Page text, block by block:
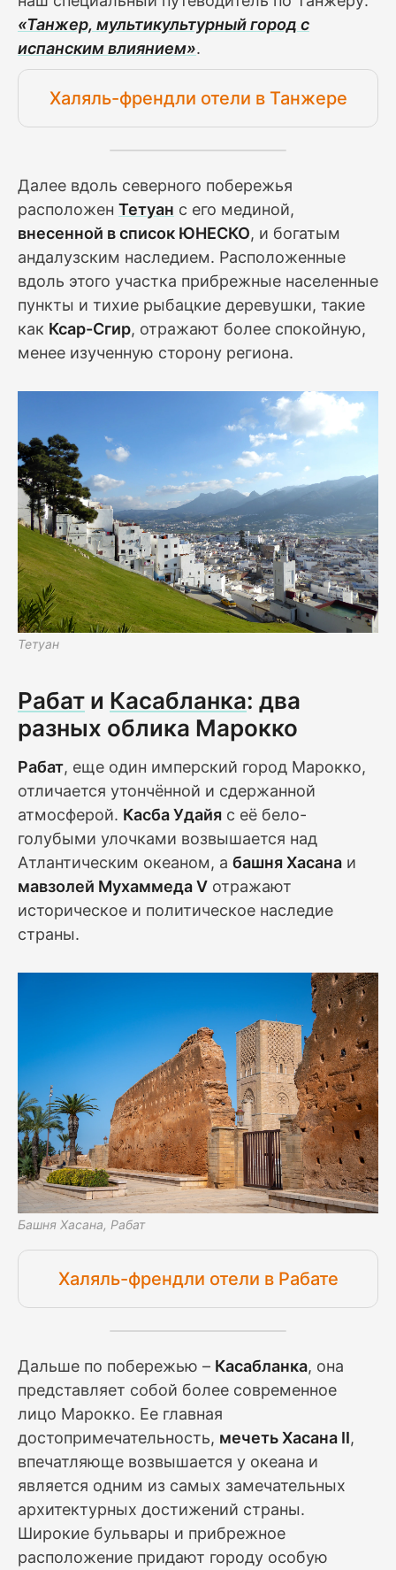
«Танжер, мультикультурный город с
испанским влиянием».
Халяль-френдли отели в Танжере
Далее вдоль северного побережья
расположен Тетуан с его мединой,
внесенной в список ЮНЕСКО, и богатым
андалузским наследием. Расположенные
вдоль этого участка прибрежные населенные
пункты и тихие рыбацкие деревушки, такие
как Ксар-Сгир, отражают более спокойную,
менее изученную сторону региона.
Тетуан
Рабат и Касабланка: два
разных облика Марокко
Рабат, еще один имперский город Марокко,
отличается утончённой и сдержанной
атмосферой. Касба Удайя с её бело-
голубыми улочками возвышается над
Атлантическим океаном, а башня Хасана и
мавзолей Мухаммеда V отражают
историческое и политическое наследие
страны.
Башня Хасана, Рабат
Халяль-френдли отели в Рабате
Дальше по побережью – Касабланка, она
представляет собой более современное
лицо Марокко. Ее главная
достопримечательность, мечеть Хасана II,
впечатляюще возвышается у океана и
является одним из самых замечательных
архитектурных достижений страны.
Широкие бульвары и прибрежное
расположение придают городу особую